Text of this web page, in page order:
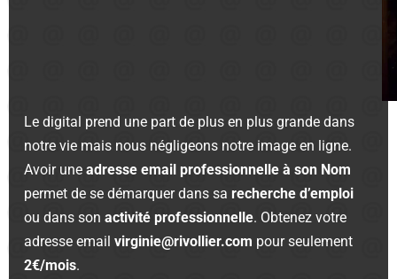
Le digital prend une part de plus en plus grande dans
notre vie mais nous négligeons notre image en ligne.
Avoir uneadresse email professionnelle à son Nom
permet de se démarquer dans sarecherche d’emploi
ou dans sonactivité professionnelle. Obtenez votre
adresse emailvirginie@rivollier.com pour seulement
2€/mois.